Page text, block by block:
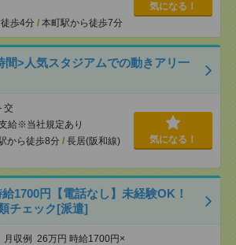
歩4分 / 本町駅から徒歩7分
気になる！
間>人気スタジアムでの動きアリ一
交
給※当社規定あり
から徒歩8分 / 長居(阪和線)
気になる！
1700円【電話なし】未経験OK！
チェック[派遣]
収例 26万円 時給1700円×